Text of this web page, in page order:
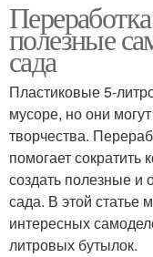
полезные
сада
Пластиковые 5-
мусоре, но они
творчества.
помогает сократить
создать полезные
сада. В этой статье
интересных
литровых бутылок.